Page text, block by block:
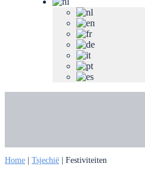
Home Tsjechië Festiviteiten